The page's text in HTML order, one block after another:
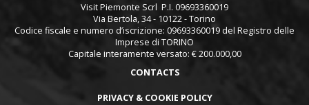
Visit Piemonte Scrl P.I. 09693360019
Via Bertola, 34 - 10122 - Torino
Codice fiscale e numero d’iscrizione: 09693360019 del Registro delle
Imprese di TORINO
Capitale interamente versato: € 200.000,00
CONTACTS
PRIVACY & COOKIE POLICY